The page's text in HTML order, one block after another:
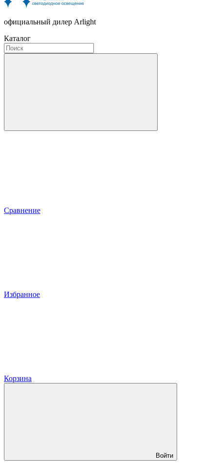
официальный дилер Arlight
Каталог
Сравнение
Избранное
Корзина
Войти